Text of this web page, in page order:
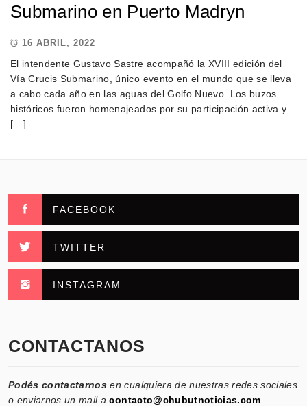
Submarino en Puerto Madryn
16 ABRIL, 2022
El intendente Gustavo Sastre acompañó la XVIII edición del
Vía Crucis Submarino, único evento en el mundo que se lleva
a cabo cada año en las aguas del Golfo Nuevo. Los buzos
históricos fueron homenajeados por su participación activa y
[…]
FACEBOOK
TWITTER
INSTAGRAM
CONTACTANOS
Podés contactarnos en cualquiera de nuestras redes sociales
o enviarnos un mail acontacto@chubutnoticias.com